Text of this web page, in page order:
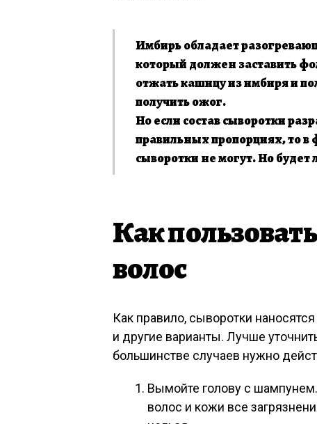
Имбирь обладает
который должен заставить
отжать кашицу из имбиря и
получить ожог.
Но если состав сыворотки
правильных пропорциях, то в
сыворотки не могут. Но
Как
волос
Как правило, сыворотки
и другие варианты. Лучше
большинстве случаев нужно
Вымойте голову с
волос и кожи все